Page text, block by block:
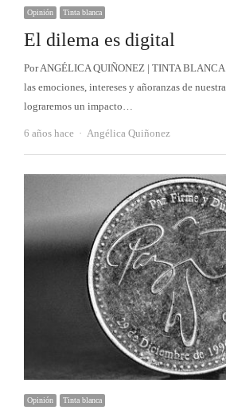
Opinión Tinta blanca
El dilema es digital
Por ANGÉLICA QUIÑONEZ | TINTA
las emociones, intereses y añoranzas de
lograremos un impacto…
6 años hace Autor
Angélica Quiñonez
Opinión Tinta blanca